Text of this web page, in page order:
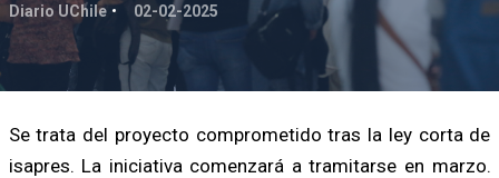
Diario UChile 02-02-2025
Se trata del proyecto comprometido tras la ley corta de
isapres. La iniciativa comenzará a tramitarse en marzo.